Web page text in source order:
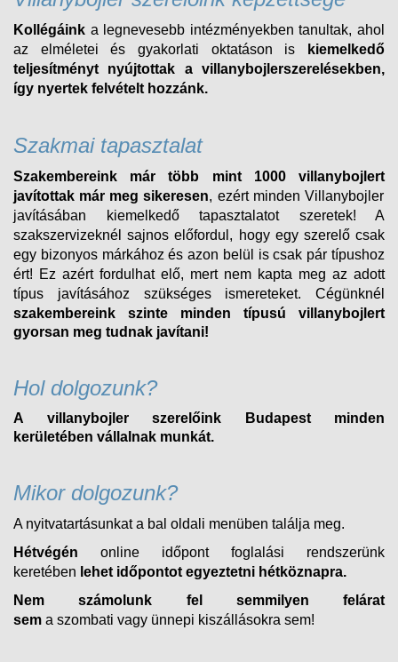
Kollégáink a legnevesebb intézményekben tanultak, ahol
az elméletei és gyakorlati oktatáson is kiemelkedő
teljesítményt nyújtottak a villanybojlerszerelésekben,
így nyertek felvételt hozzánk.
Szakmai tapasztalat
Szakembereink már több mint 1000 villanybojlert
javítottak már meg sikeresen, ezért minden Villanybojler
javításában kiemelkedő tapasztalatot szeretek! A
szakszervizeknél sajnos előfordul, hogy egy szerelő csak
egy bizonyos márkához és azon belül is csak pár típushoz
ért! Ez azért fordulhat elő, mert nem kapta meg az adott
típus javításához szükséges ismereteket. Cégünknél
szakembereink szinte minden típusú villanybojlert
gyorsan meg tudnak javítani!
Hol dolgozunk?
A villanybojler szerelőink Budapest minden
kerületében vállalnak munkát.
Mikor dolgozunk?
A nyitvatartásunkat a bal oldali menüben találja meg.
Hétvégén online időpont foglalási rendszerünk
keretében lehet időpontot egyeztetni hétköznapra.
Nem számolunk fel semmilyen felárat
sem a szombati vagy ünnepi kiszállásokra sem!